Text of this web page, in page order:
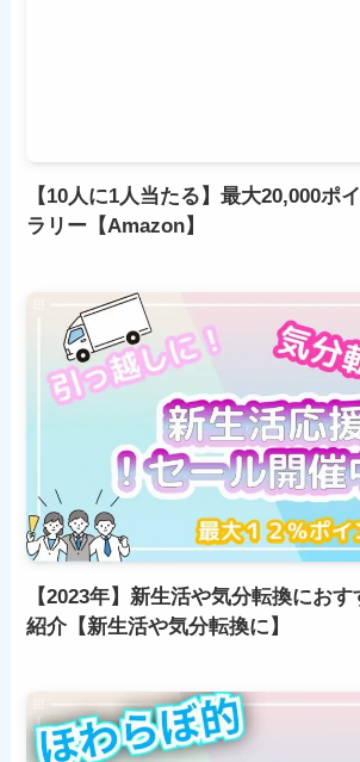
【10人に1人当たる】最大20,000ポ
ラリー【Amazon】
【2023年】新生活や気分転換にお
紹介【新生活や気分転換に】